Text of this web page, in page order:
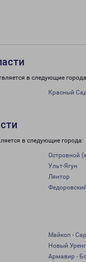
в следующие
Красный
в следующие города:
Островной
Ульт-Ягун
Лянтор
Федоровский
Майкоп -
Новый
Армавир -